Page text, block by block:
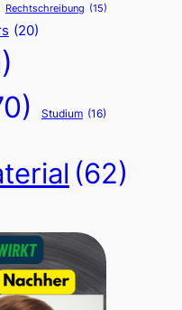
Rechtschreibung (15)
(20)
Studium (16)
(62)